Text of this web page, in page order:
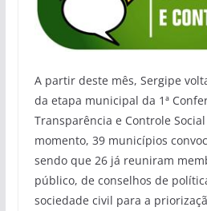
A partir deste mês, Sergipe
da etapa municipal da 1ª
Transparência e Controle
momento, 39 municípios
sendo que 26 já reuniram
público, de conselhos de
sociedade civil para a